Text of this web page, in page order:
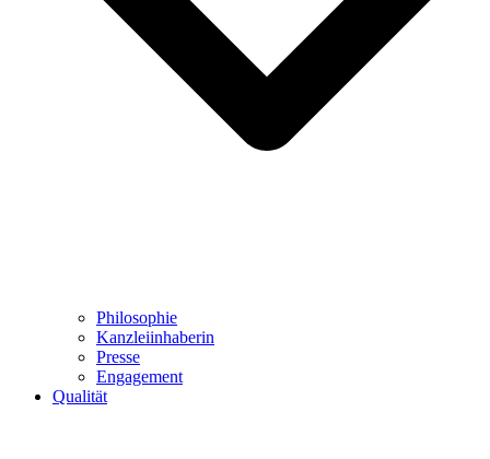
Philosophie
Kanzleiinhaberin
Presse
Engagement
Qualität